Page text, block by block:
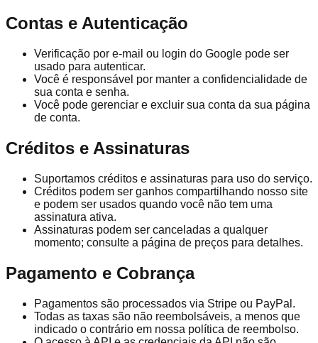
Contas e Autenticação
Verificação por e-mail ou login do Google pode ser
usado para autenticar.
Você é responsável por manter a confidencialidade de
sua conta e senha.
Você pode gerenciar e excluir sua conta da sua página
de conta.
Créditos e Assinaturas
Suportamos créditos e assinaturas para uso do serviço.
Créditos podem ser ganhos compartilhando nosso site
e podem ser usados quando você não tem uma
assinatura ativa.
Assinaturas podem ser canceladas a qualquer
momento; consulte a página de preços para detalhes.
Pagamento e Cobrança
Pagamentos são processados via Stripe ou PayPal.
Todas as taxas são não reembolsáveis, a menos que
indicado o contrário em nossa política de reembolso.